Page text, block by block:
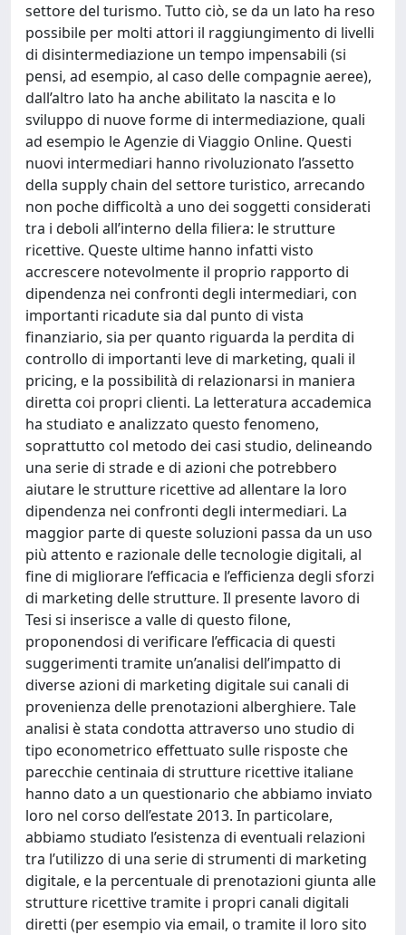
settore del turismo. Tutto ciò, se da un lato ha reso
possibile per molti attori il raggiungimento di livelli
di disintermediazione un tempo impensabili (si
pensi, ad esempio, al caso delle compagnie aeree),
dall’altro lato ha anche abilitato la nascita e lo
sviluppo di nuove forme di intermediazione, quali
ad esempio le Agenzie di Viaggio Online. Questi
nuovi intermediari hanno rivoluzionato l’assetto
della supply chain del settore turistico, arrecando
non poche difficoltà a uno dei soggetti considerati
tra i deboli all’interno della filiera: le strutture
ricettive. Queste ultime hanno infatti visto
accrescere notevolmente il proprio rapporto di
dipendenza nei confronti degli intermediari, con
importanti ricadute sia dal punto di vista
finanziario, sia per quanto riguarda la perdita di
controllo di importanti leve di marketing, quali il
pricing, e la possibilità di relazionarsi in maniera
diretta coi propri clienti. La letteratura accademica
ha studiato e analizzato questo fenomeno,
soprattutto col metodo dei casi studio, delineando
una serie di strade e di azioni che potrebbero
aiutare le strutture ricettive ad allentare la loro
dipendenza nei confronti degli intermediari. La
maggior parte di queste soluzioni passa da un uso
più attento e razionale delle tecnologie digitali, al
fine di migliorare l’efficacia e l’efficienza degli sforzi
di marketing delle strutture. Il presente lavoro di
Tesi si inserisce a valle di questo filone,
proponendosi di verificare l’efficacia di questi
suggerimenti tramite un’analisi dell’impatto di
diverse azioni di marketing digitale sui canali di
provenienza delle prenotazioni alberghiere. Tale
analisi è stata condotta attraverso uno studio di
tipo econometrico effettuato sulle risposte che
parecchie centinaia di strutture ricettive italiane
hanno dato a un questionario che abbiamo inviato
loro nel corso dell’estate 2013. In particolare,
abbiamo studiato l’esistenza di eventuali relazioni
tra l’utilizzo di una serie di strumenti di marketing
digitale, e la percentuale di prenotazioni giunta alle
strutture ricettive tramite i propri canali digitali
diretti (per esempio via email, o tramite il loro sito